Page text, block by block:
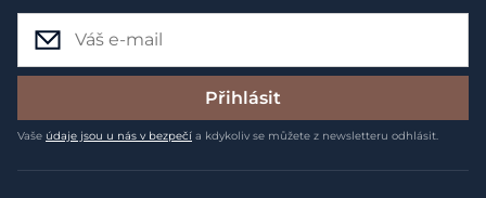
Přihlásit
Vaše údaje jsou u nás v bezpečí a kdykoliv se můžete z newsletteru odhlásit.